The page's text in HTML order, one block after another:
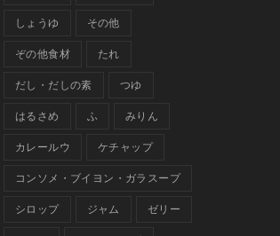
しょうゆ その他
ぞの他食材 たれ
だし・だしの素 つゆ
はるさめ ふ みりん
カレールウ ケチャップ
コンソメ・ブイヨン・ガラスープ
シロップ ジャム ゼリー